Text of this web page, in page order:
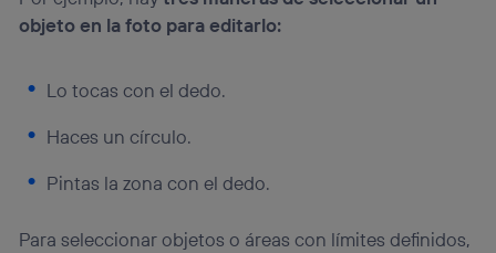
objeto en la foto para editarlo:
Lo tocas con el dedo.
Haces un círculo.
Pintas la zona con el dedo.
Para seleccionar objetos o áreas con límites definidos,